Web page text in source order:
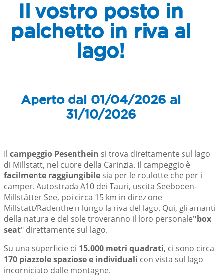
Il vostro posto in
palchetto in riva al
lago!
Aperto dal 01/04/2026 al
31/10/2026
Il campeggio Pesenthein si trova direttamente sul lago
di Millstatt, nel cuore della Carinzia. Il campeggio è
facilmente raggiungibile sia per le roulotte che per i
camper. Autostrada A10 dei Tauri, uscita Seeboden-
Millstätter See, poi circa 15 km in direzione
Millstatt/Radenthein lungo la riva del lago. Qui, gli amanti
della natura e del sole troveranno il loro personale"box
seat" direttamente sul lago.
Su una superficie di 15.000 metri quadrati, ci sono circa
170 piazzole spaziose e individuali con vista sul lago
incorniciato dalle montagne.